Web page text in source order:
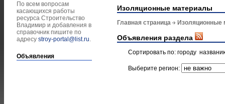
По всем вопросам
касающихся работы
ресурса Строительство
Владимир и добавления в
справочник пишите по
адресу stroy-portal@list.ru.
Объявления
Изоляционные материалы
Главная страница Изоляционные
Объявления раздела
Сортировать по: городу
Выберите регион: